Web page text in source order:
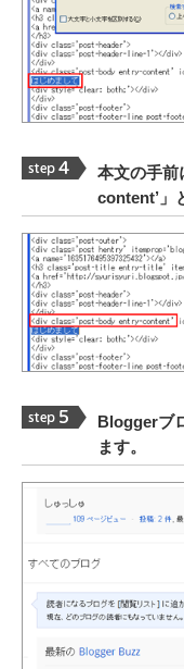
本文の手
content’」
Bloggerブ
ます。